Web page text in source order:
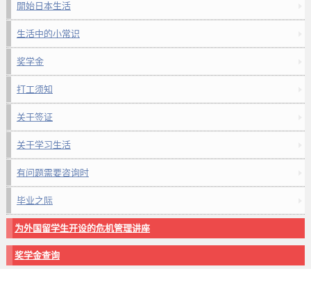
開始日本生活
生活中的小常识
奖学金
打工须知
关于签证
关于学习生活
有问题需要咨询时
毕业之际
为外国留学生开设的危机管理讲座
奖学金查询